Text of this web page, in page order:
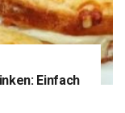
Einfach